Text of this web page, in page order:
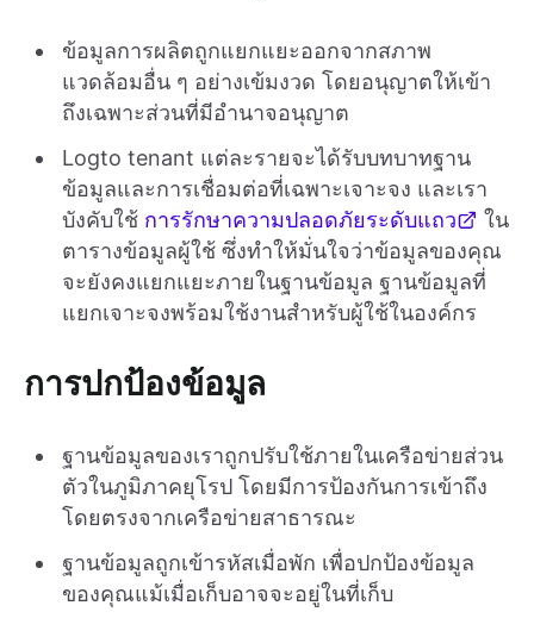
ข้อมูลการผลิตถูกแยกแยะออกจากสภาพ
แวดล้อมอื่น ๆ อย่างเข้มงวด โดยอนุญาตให้เข้า
ถึงเฉพาะส่วนที่มีอำนาจอนุญาต
Logto tenant แต่ละรายจะได้รับบทบาทฐาน
ข้อมูลและการเชื่อมต่อที่เฉพาะเจาะจง และเรา
บังคับใช้ การรักษาความปลอดภัยระดับแถว
ใน
ตารางข้อมูลผู้ใช้ ซึ่งทำให้มั่นใจว่าข้อมูลของคุณ
จะยังคงแยกแยะภายในฐานข้อมูล ฐานข้อมูลที่
แยกเจาะจงพร้อมใช้งานสำหรับผู้ใช้ในองค์กร
การปกป้องข้อมูล
ฐานข้อมูลของเราถูกปรับใช้ภายในเครือข่ายส่วน
ตัวในภูมิภาคยุโรป โดยมีการป้องกันการเข้าถึง
โดยตรงจากเครือข่ายสาธารณะ
ฐานข้อมูลถูกเข้ารหัสเมื่อพัก เพื่อปกป้องข้อมูล
ของคุณแม้เมื่อเก็บอาจจะอยู่ในที่เก็บ